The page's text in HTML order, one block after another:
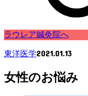
ラウレア鍼灸院へ
東洋医学2021.01.13
女性のお悩み